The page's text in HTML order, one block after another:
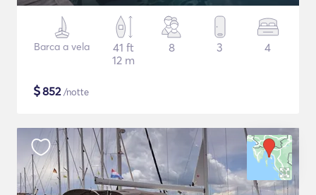
Barca a vela
41 ft
12 m
8 3 4
$852/notte